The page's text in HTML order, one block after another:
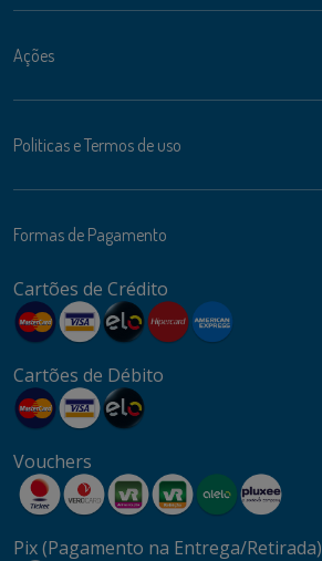
Ações
Politicas e Termos de uso
Formas de Pagamento
Cartões de Crédito
Cartões de Débito
Vouchers
Pix (Pagamento na Entrega/Retirada)